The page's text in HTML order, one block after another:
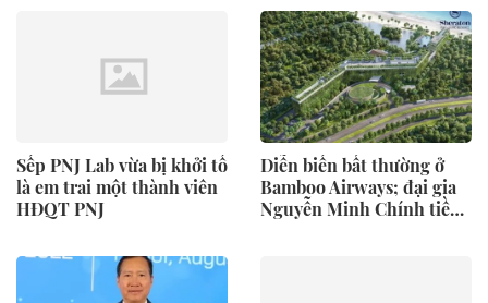
Sếp PNJ Lab vừa bị khởi tố
là em trai một thành viên
HĐQT PNJ
Diễn biến bất thường ở
Bamboo Airways; đại gia
Nguyễn Minh Chính tiềm